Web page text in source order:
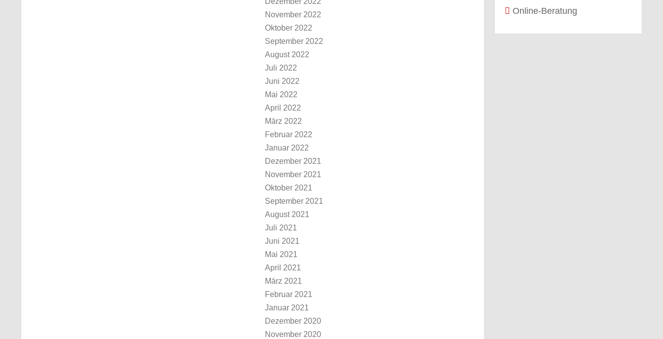
Online-Beratung
November 2022
Oktober 2022
September 2022
August 2022
Juli 2022
Juni 2022
Mai 2022
April 2022
März 2022
Februar 2022
Januar 2022
Dezember 2021
November 2021
Oktober 2021
September 2021
August 2021
Juli 2021
Juni 2021
Mai 2021
April 2021
März 2021
Februar 2021
Januar 2021
Dezember 2020
November 2020